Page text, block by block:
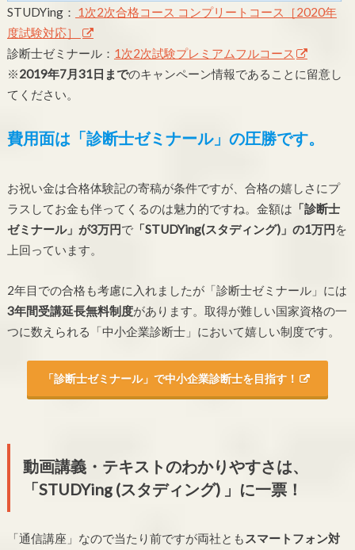
STUDYing： 1次2次合格コース コンプリートコース［2020年
度試験対応］
診断士ゼミナール： 1次2次試験プレミアムフルコース
※2019年7月31日までのキャンペーン情報であることに留意し
てください。
費用面は「診断士ゼミナール」の圧勝です。
お祝い金は合格体験記の寄稿が条件ですが、合格の嬉しさにプ
ラスしてお金も伴ってくるのは魅力的ですね。金額は 「診断士
ゼミナール」が3万円で「STUDYing(スタディング)」の1万円を
上回っています。
2年目での合格も考慮に入れましたが「診断士ゼミナール」には
3年間受講延長無料制度があります。取得が難しい国家資格の一
つに数えられる「中小企業診断士」において嬉しい制度です。
「診断士ゼミナール」で中小企業診断士を目指す！
動画講義・テキストのわかりやすさは、
「STUDYing (スタディング) 」に一票！
「通信講座」なので当たり前ですが両社とも スマートフォン対